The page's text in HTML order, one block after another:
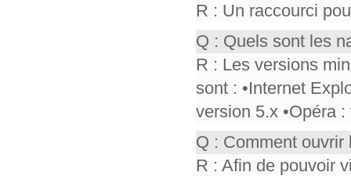
R : Un raccourci
Q : Quels sont les
R : Les versions
sont : •Internet
version 5.x •Opéra
Q : Comment
R : Afin de pouvoir